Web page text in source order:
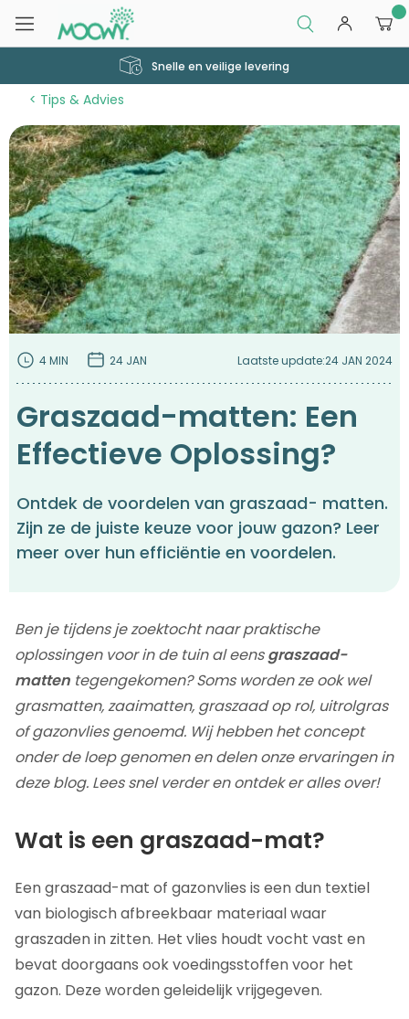
Snelle en veilige levering
Tips & Advies
4 MIN 24 JAN Laatste update:24 JAN 2024
Graszaad-matten: Een
Effectieve Oplossing?
Ontdek de voordelen van graszaad- matten.
Zijn ze de juiste keuze voor jouw gazon? Leer
meer over hun efficiëntie en voordelen.
Ben je tijdens je zoektocht naar praktische
oplossingen voor in de tuin al eensgraszaad-
matten tegengekomen? Soms worden ze ook wel
grasmatten, zaaimatten, graszaad op rol, uitrolgras
of gazonvlies genoemd. Wij hebben het concept
onder de loep genomen en delen onze ervaringen in
deze blog. Lees snel verder en ontdek er alles over!
Wat is een graszaad-mat?
Een graszaad-mat of gazonvlies is een dun textiel
van biologisch afbreekbaar materiaal waar
graszaden in zitten. Het vlies houdt vocht vast en
bevat doorgaans ook voedingsstoffen voor het
gazon. Deze worden geleidelijk vrijgegeven.